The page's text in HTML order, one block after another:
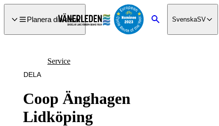
till
Planera din resa
Sök SvenskaSV
Coop Änghagen
Lidköping
Service
DELA